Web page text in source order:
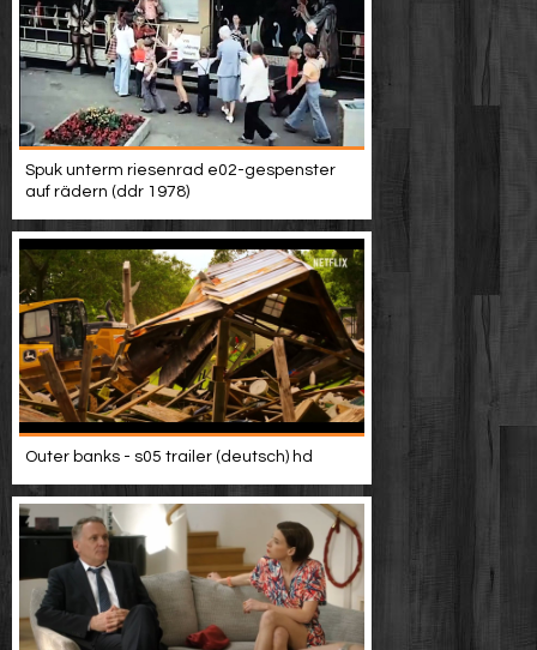
Spuk unterm riesenrad e02-gespenster
auf rädern (ddr 1978)
Outer banks - s05 trailer (deutsch) hd